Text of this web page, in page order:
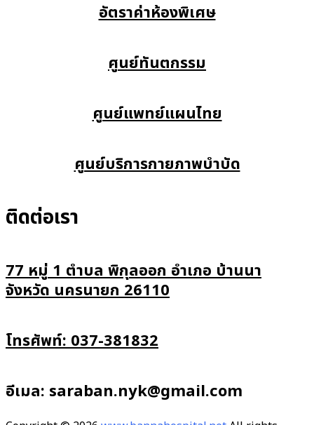
อัตราค่าห้องพิเศษ
ศูนย์ทันตกรรม
ศูนย์แพทย์แผนไทย
ศูนย์บริการกายภาพบำบัด
ติดต่อเรา
77 หมู่ 1 ตำบล พิกุลออก อำเภอ บ้านนา
จังหวัด นครนายก 26110
โทรศัพท์: 037-381832
อีเมล: saraban.nyk@gmail.com